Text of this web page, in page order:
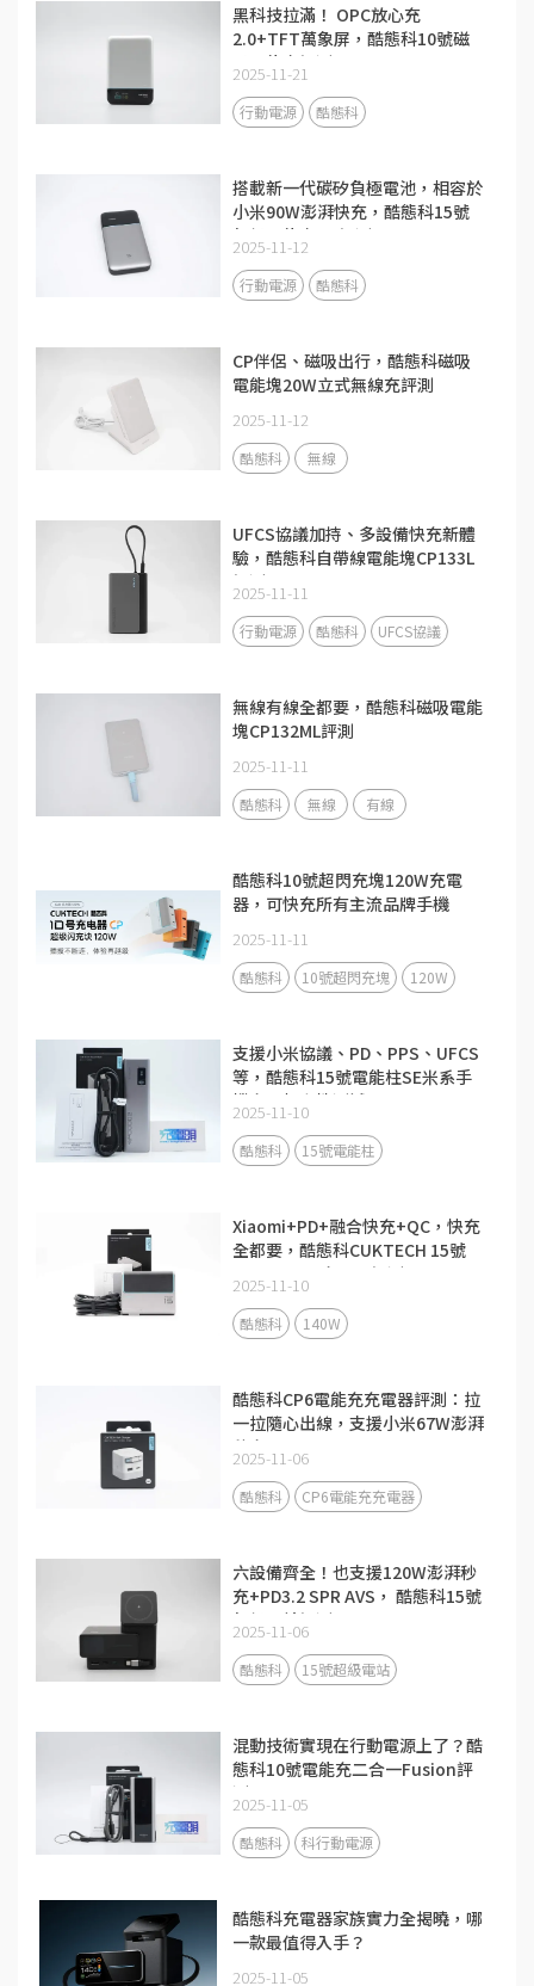
黑科技拉滿！ OPC放心充
2.0+TFT萬象屏，酷態科10號磁
吸電能卡評測
2025-11-21
行動電源 酷態科
搭載新一代碳矽負極電池，相容於
小米90W澎湃快充，酷態科15號
超級電能卡Air評測
2025-11-12
行動電源 酷態科
CP伴侶、磁吸出行，酷態科磁吸
電能塊20W立式無線充評測
2025-11-12
酷態科 無線
UFCS協議加持、多設備快充新體
驗，酷態科自帶線電能塊CP133L
評測
2025-11-11
行動電源 酷態科 UFCS協議
無線有線全都要，酷態科磁吸電能
塊CP132ML評測
2025-11-11
酷態科 無線 有線
酷態科10號超閃充塊120W充電
器，可快充所有主流品牌手機
2025-11-11
酷態科 10號超閃充塊 120W
支援小米協議、PD、PPS、UFCS
等，酷態科15號電能柱SE米系手
機充電相容性測試
2025-11-10
酷態科 15號電能柱
Xiaomi+PD+融合快充+QC，快充
全都要，酷態科CUKTECH 15號
140W 3C1A充電器評測
2025-11-10
酷態科 140W
酷態科CP6電能充充電器評測：拉
一拉隨心出線，支援小米67W澎湃
秒充！
2025-11-06
酷態科 CP6電能充充電器
六設備齊全！也支援120W澎湃秒
充+PD3.2 SPR AVS， 酷態科15號
超級電站評測
2025-11-06
酷態科 15號超級電站
混動技術實現在行動電源上了？酷
態科10號電能充二合一Fusion評
測
2025-11-05
酷態科 科行動電源
酷態科充電器家族實力全揭曉，哪
一款最值得入手？
2025-11-05